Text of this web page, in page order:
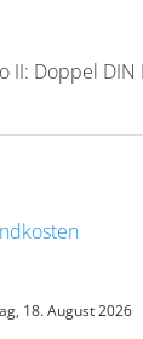
II: Doppel
18. August 2026